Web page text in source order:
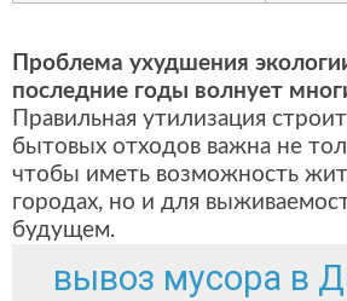
Проблема ухудшения
последние годы волнует
Правильная утилизация
бытовых отходов важна не
чтобы иметь возможность
городах, но и для
будущем.
вывоз мусора в